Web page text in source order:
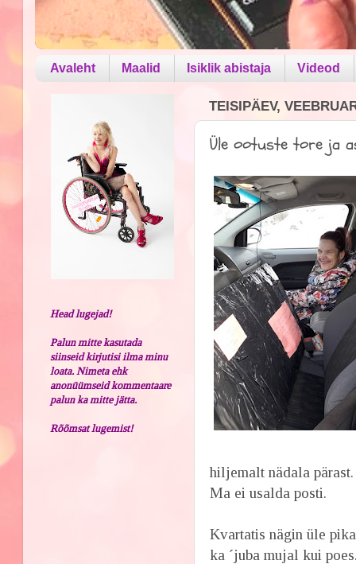
Avaleht Maalid Isiklik abistaja Videod
TEISIPÄEV,
Üle ootuste tore ja
hiljemalt nädala
Ma ei usalda posti.
Kvartatis nägin üle
ka ´juba mujal kui
Head lugejad!
Palun mitte kasutada
siinseid kirjutisi ilma minu
loata. Nimeta ehk
anonüümseid kommentaare
palun ka mitte jätta.
Rõõmsat lugemist!